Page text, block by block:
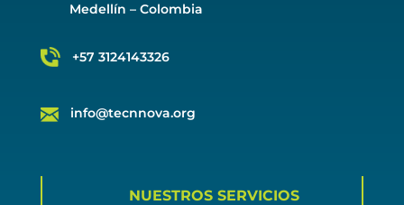
Medellín – Colombia
+57 3124143326
info@tecnnova.org
NUESTROS SERVICIOS